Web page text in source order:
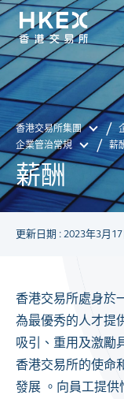
香港交易所集團
企業管治常規
薪
薪酬
更新日期 : 2023年3月17
香港交易所處身於
為最優秀的人才提
吸引、重用及激勵
香港交易所的使命
發展 。向員工提